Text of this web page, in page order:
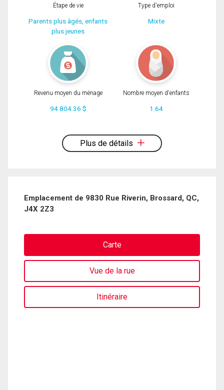
Étape de vie
Parents plus âgés, enfants
plus jeunes
Type d'emploi
Mixte
Revenu moyen du ménage
94 804.36 $
Nombre moyen d'enfants
1.64
Plus de détails
Emplacement de 9830 Rue Riverin, Brossard, QC,
J4X 2Z3
Carte
Vue de la rue
Itinéraire